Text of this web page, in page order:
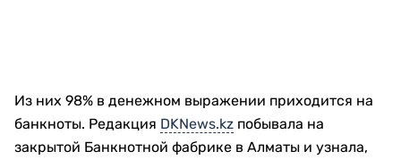
Из них 98% в денежном выражении приходится на
банкноты. Редакция DKNews.kz побывала на
закрытой Банкнотной фабрике в Алматы и узнала,